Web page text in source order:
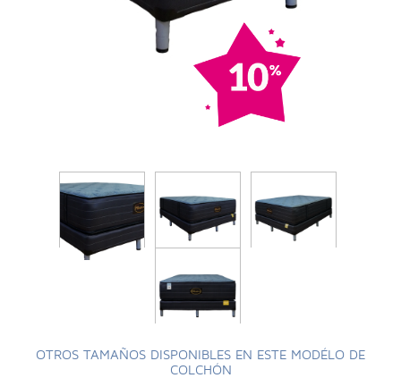
OTROS TAMAÑOS DISPONIBLES EN ESTE MODÉLO DE
COLCHÓN